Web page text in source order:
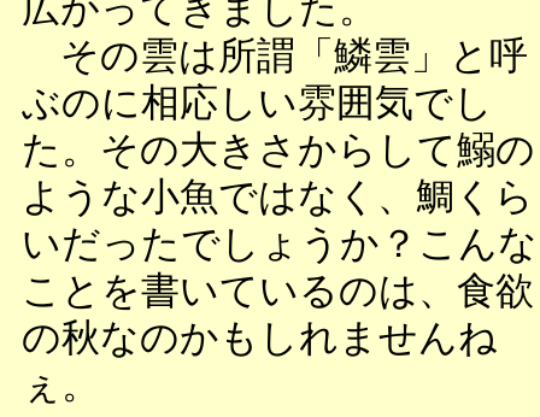
その雲は所謂「鱗雲」と呼
ぶのに相応しい雰囲気でし
た。その大きさからして鰯の
ような小魚ではなく、鯛くら
いだったでしょうか？こんな
ことを書いているのは、食欲
の秋なのかもしれませんね
ぇ。